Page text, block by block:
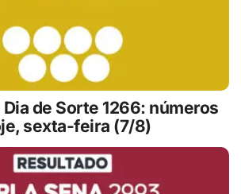
de Sorte 1266: números
sexta-feira (7/8)